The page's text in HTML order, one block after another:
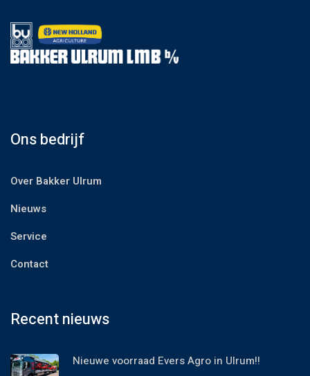
Ons bedrijf
Over Bakker Ulrum
Nieuws
Service
Contact
Recent nieuws
Nieuwe voorraad Evers Agro in Ulrum!!